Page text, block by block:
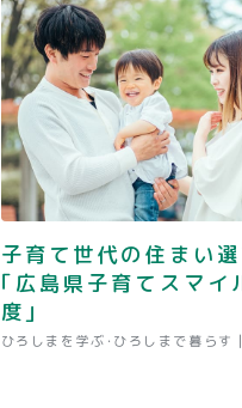
子育て世代の住まい
｢広島県子育てスマイ
度｣
ひろしまを学ぶ･ひろしまで暮らす |